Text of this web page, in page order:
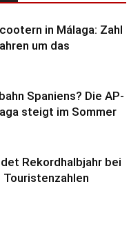
in Málaga: Zahl
um das
Spaniens? Die AP-
steigt im Sommer
Rekordhalbjahr bei